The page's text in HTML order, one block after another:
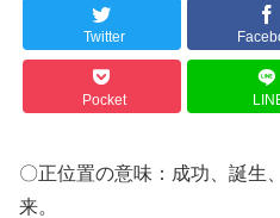
Twitter
Pocket
〇正位置の意味：成功、誕生
来。